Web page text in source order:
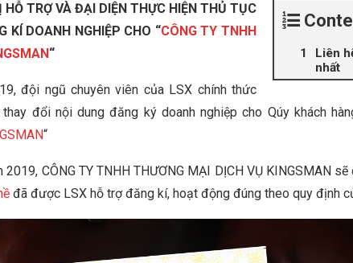
Liên
nhất
TRỢ VÀ ĐẠI DIỆN THỰC HIỆN THỦ TỤC
KÍ DOANH NGHIỆP CHO “CÔNG TY TNHH
“
đội ngũ chuyên viên của LSX chính thức
đổi nội dung đăng ký doanh nghiệp cho Qúy khách
“
CÔNG TY TNHH THƯƠNG MẠI DỊCH VỤ KINGSMAN
đã được LSX hỗ trợ đăng kí, hoạt động đúng theo quy định